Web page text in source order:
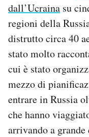
dall’Ucraina su
regioni della
distrutto circa 40
stato molto
cui è stato
mezzo di
entrare in Russia
che hanno
arrivando a